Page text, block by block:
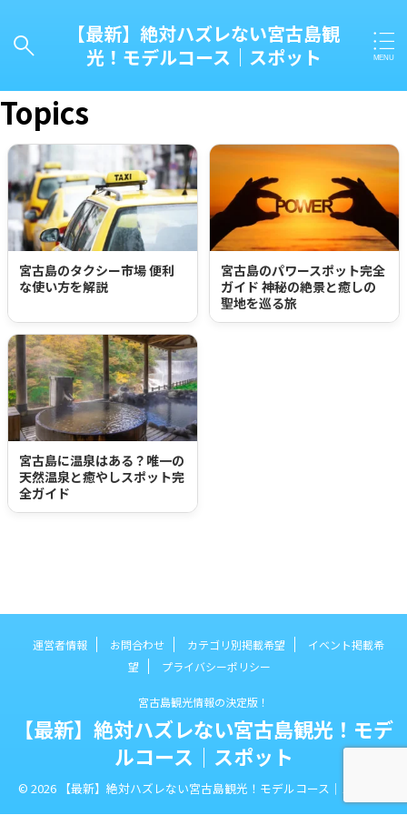
【最新】絶対ハズレない宮古島観
光！モデルコース｜スポット
キーワード
タグ一覧
カテゴリー一覧
新着情報
宮古島のタクシー市場 便利な使い方を解説
Topics
宮古島のタクシー市場 便利
な使い方を解説
宮古島のパワースポット完全
ガイド 神秘の絶景と癒しの
聖地を巡る旅
宮古島に温泉はある？唯一の
天然温泉と癒やしスポット完
全ガイド
運営者情報 お問合わせ カテゴリ別掲載希望
イベント掲載希
望
プライバシーポリシー
宮古島観光情報の決定版！
【最新】絶対ハズレない宮古島観光！モデ
ルコース｜スポット
© 2026 【最新】絶対ハズレない宮古島観光！モデルコース｜スポット